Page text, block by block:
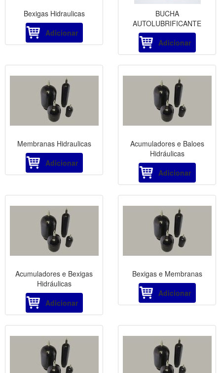
Bexigas Hidraulicas
Adicionar
BUCHA
AUTOLUBRIFICANTE
Adicionar
Membranas Hidraulicas
Adicionar
Acumuladores e Baloes
Hidráulicas
Adicionar
Acumuladores e Bexigas
Hidráulicas
Adicionar
Bexigas e Membranas
Adicionar